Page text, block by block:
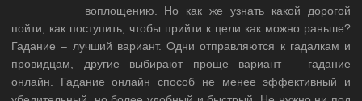
воплощению. Но как же узнать какой дорогой
пойти, как поступить, чтобы прийти к цели как можно раньше?
Гадание – лучший вариант. Одни отправляются к гадалкам и
провидцам, другие выбирают проще вариант – гадание
онлайн. Гадание онлайн способ не менее эффективный и